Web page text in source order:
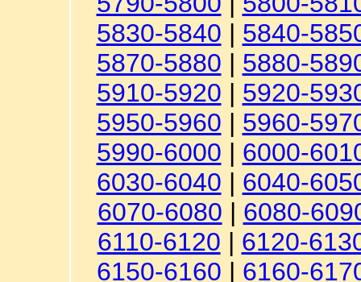
5830-5840 | 5840-
5870-5880 | 5880-
5910-5920 | 5920-
5950-5960 | 5960-
5990-6000 | 6000-
6030-6040 | 6040-
6070-6080 | 6080-
6110-6120 | 6120-
6150-6160 | 6160-